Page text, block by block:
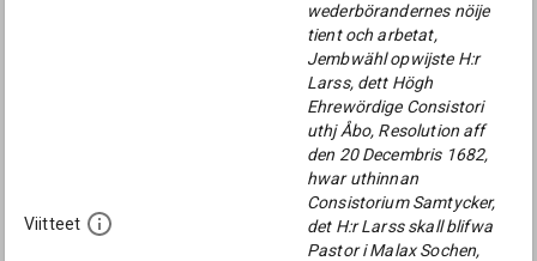
Viitteet
wederbörandernes nöije
tient och arbetat,
Jembwähl opwijste H:r
Larss, dett Högh
Ehrewördige Consistori
uthj Åbo, Resolution aff
den 20 Decembris 1682,
hwar uthinnan
Consistorium Samtycker,
det H:r Larss skall blifwa
Pastor i Malax Sochen,